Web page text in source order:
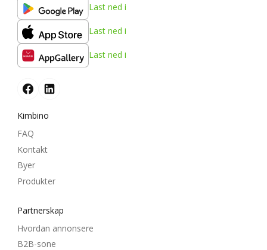
Last ned i
Last ned i
Last ned i
Kimbino
FAQ
Kontakt
Byer
Produkter
Partnerskap
Hvordan annonsere
B2B-sone